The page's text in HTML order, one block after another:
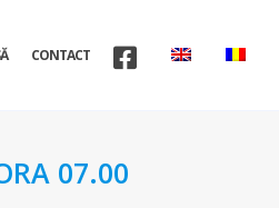
CONTACT
07.00